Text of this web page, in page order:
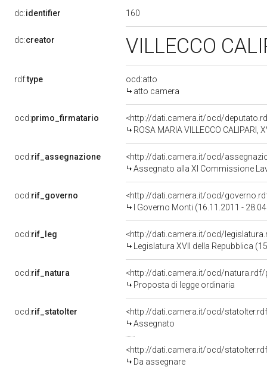
dc:identifier 160
dc:creator VILLECCO
rdf:type
ocd:atto
atto camera
ocd:primo_firmatario
<http://dati.camera.it/ocd/
ROSA MARIA VILLECCO
ocd:rif_assegnazione
<http://dati.camera.it/ocd/
Assegnato alla XI Commissione
ocd:rif_governo
<http://dati.camera.it/ocd/
I Governo Monti (16.11.2011 -
ocd:rif_leg
<http://dati.camera.it/ocd/
Legislatura XVII della Repubblica
ocd:rif_natura
<http://dati.camera.it/ocd/natura.rdf/
Proposta di legge ordinaria
ocd:rif_statoIter
<http://dati.camera.it/ocd/
Assegnato
<http://dati.camera.it/ocd/
Da assegnare